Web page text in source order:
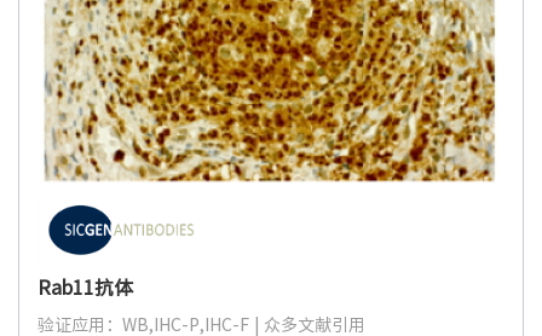
Rab11抗体
验证应用：WB,IHC-P,IHC-F | 众多文献引用